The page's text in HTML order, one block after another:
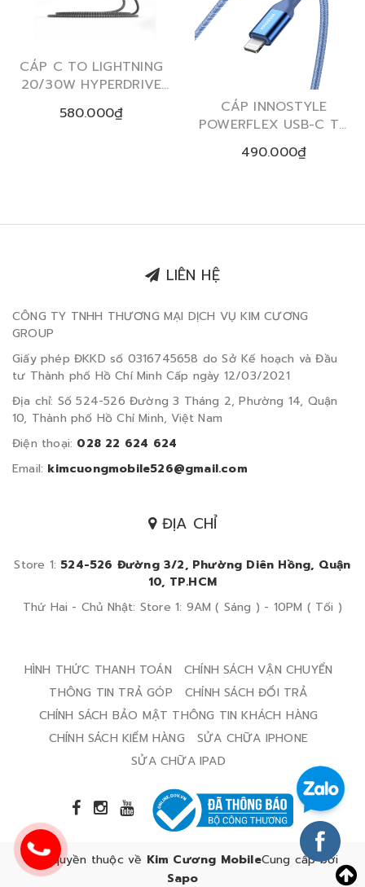
CÁP C TO LIGHTNING
20/30W HYPERDRIVE
TOUGH 2M MFI
IPHONE/IPAD
580.000₫
CÁP INNOSTYLE
POWERFLEX USB-C TO
LIGHTNING MFI 1.5M
20/30/60W ICL150AL
490.000₫
LIÊN HỆ
CÔNG TY TNHH THƯƠNG MẠI DỊCH VỤ KIM CƯƠNG
GROUP
Giấy phép ĐKKD số 0316745658 do Sở Kế hoạch và Đầu
tư Thành phố Hồ Chí Minh Cấp ngày 12/03/2021
Địa chỉ: Số 524-526 Đường 3 Tháng 2, Phường 14, Quận
10, Thành phố Hồ Chí Minh, Việt Nam
Điện thoại: 028 22 624 624
Email: kimcuongmobile526@gmail.com
ĐỊA CHỈ
Store 1: 524-526 Đường 3/2, Phường Diên Hồng, Quận
10, TP.HCM
Thứ Hai - Chủ Nhật: Store 1: 9AM ( Sáng ) - 10PM ( Tối )
HÌNH THỨC THANH TOÁN
CHÍNH SÁCH VẬN CHUYỂN
THÔNG TIN TRẢ GÓP
CHÍNH SÁCH ĐỔI TRẢ
CHÍNH SÁCH BẢO MẬT THÔNG TIN KHÁCH HÀNG
CHÍNH SÁCH KIỂM HÀNG
SỬA CHỮA IPHONE
SỬA CHỮA IPAD
Bản quyền thuộc về Kim Cương MobileCung cấp bởi
Sapo